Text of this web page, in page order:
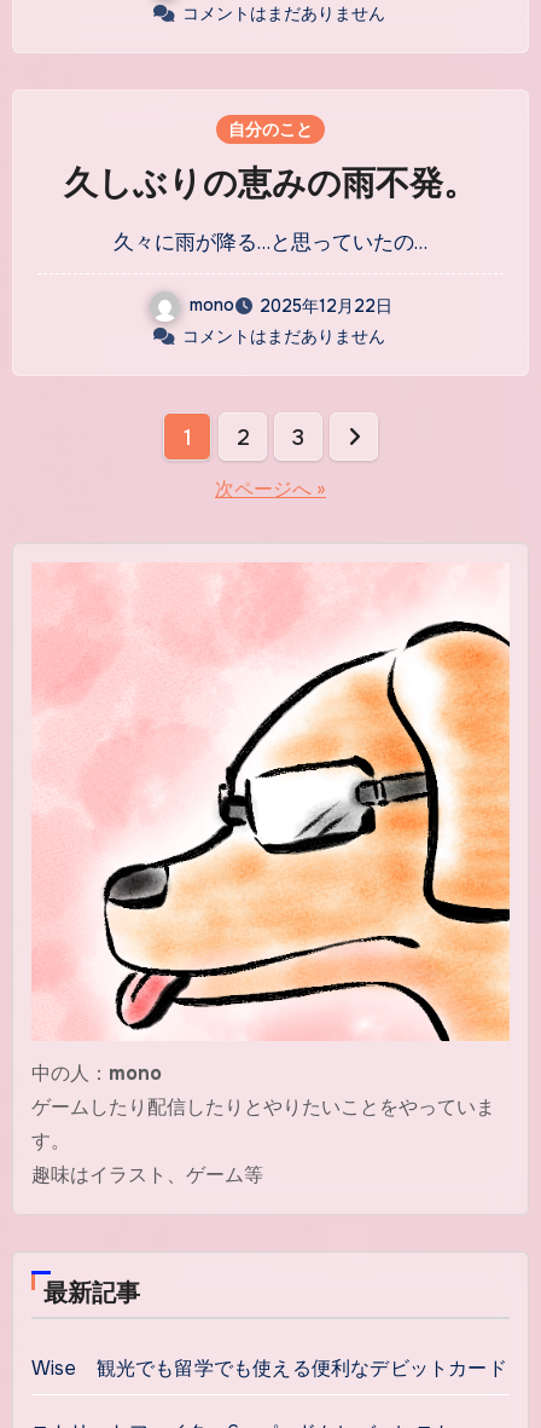
コメントはまだありません
自分のこと
久しぶりの恵みの雨不発。
久々に雨が降る…と思っていたの…
mono
2025年12月22日
コメントはまだありません
の
ー
ジ
送
り
1 2 3
次ページへ »
中の人： mono
ゲームしたり配信したりとやりたいことをやっていま
す。
趣味はイラスト、ゲーム等
最新記事
Wise 観光でも留学でも使える便利なデビットカード